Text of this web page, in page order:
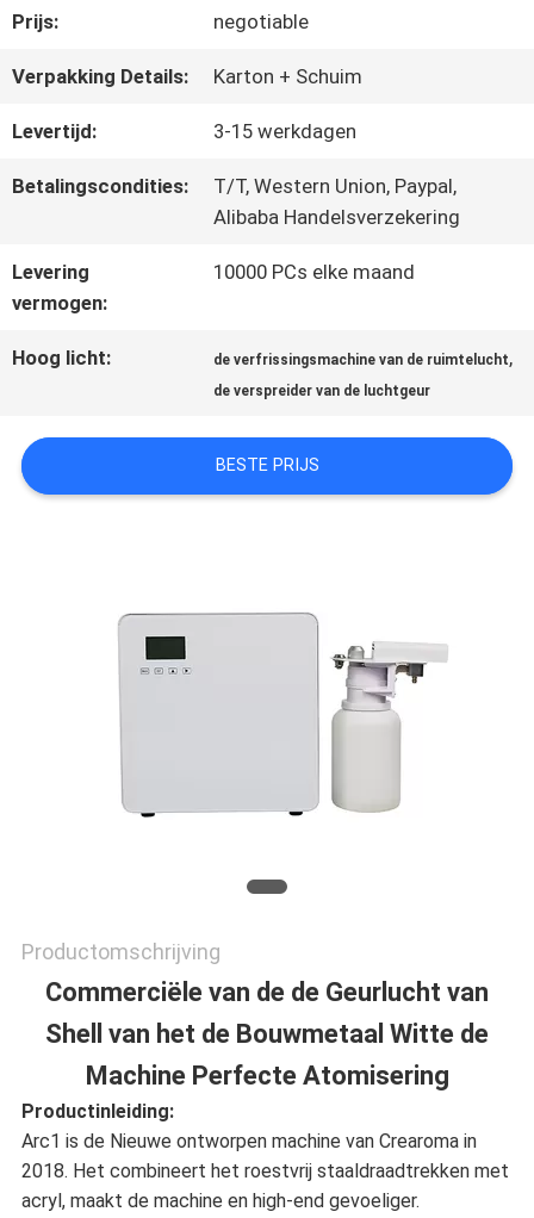
FABRIEKSREIS
KWALITEITSCONTROLE
CONTACTEER
ONS
NIEUWS
VERZOEK
OM EEN
SITEMAP
PRIVACYBELEID
Prijs: negotiable
Verpakking Details: Karton + Schuim
Levertijd: 3-15 werkdagen
Betalingscondities:
T/T, Western Union, Paypal,
Alibaba Handelsverzekering
Levering
vermogen:
10000 PCs elke maand
Hoog licht: de verfrissingsmachine van de ruimtelucht,
de verspreider van de luchtgeur
BESTE PRIJS
Productomschrijving
Commerciële van de de Geurlucht van
Shell van het de Bouwmetaal Witte de
Machine Perfecte Atomisering
Productinleiding:
Arc1 is de Nieuwe ontworpen machine van Crearoma in
2018. Het combineert het roestvrij staaldraadtrekken met
acryl, maakt de machine en high-end gevoeliger.